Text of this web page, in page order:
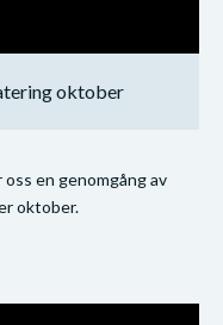
oktober
en genomgång av
oktober.